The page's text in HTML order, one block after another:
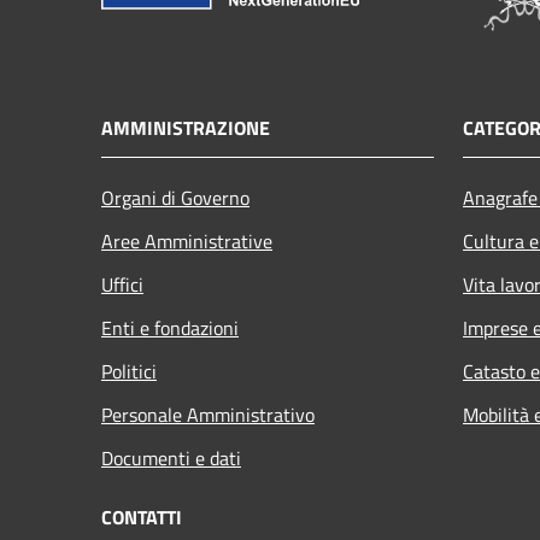
AMMINISTRAZIONE
Organi di Governo
Aree Amministrative
Uffici
Enti e fondazioni
Politici
Personale Amministrativo
Documenti e dati
Cultura
Vita
Imprese
Catasto
Mobilità
CONTATTI